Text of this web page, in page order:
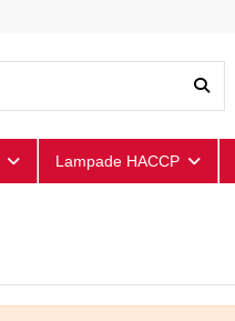
Lampade HACCP